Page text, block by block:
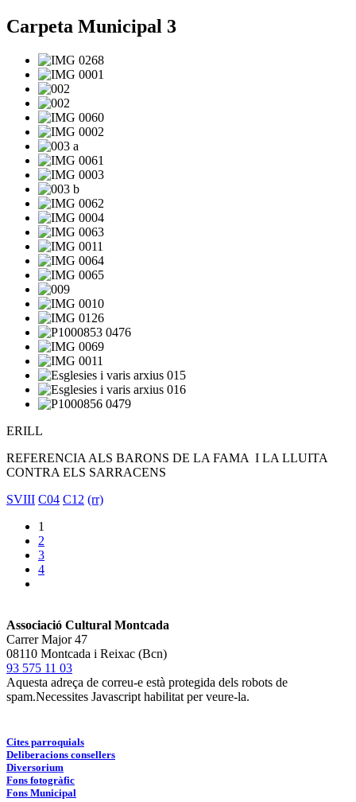
Carpeta Municipal 3
ERILL
REFERENCIA ALS BARONS DE LA FAMA I LA LLUITA
CONTRA ELS SARRACENS
SVIII C04 C12 (rr)
1
2
3
4
Associació Cultural Montcada
Carrer Major 47
08110 Montcada i Reixac (Bcn)
93 575 11 03
Aquesta adreça de correu-e està protegida dels robots de
spam.Necessites Javascript habilitat per veure-la.
Cites parroquials
Deliberacions consellers
Diversorium
Fons fotogràfic
Fons Municipal